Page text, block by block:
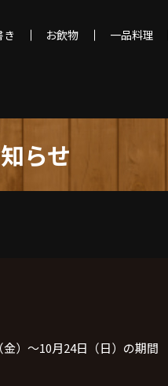
き お飲物 一品料理
らせ
（金）〜10月24日（日）の期間